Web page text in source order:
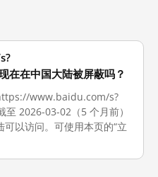
在中国大陆被屏蔽吗？
www.baidu.com/s?
2026-03-02（5 个月前）
以访问。可使用本页的“立